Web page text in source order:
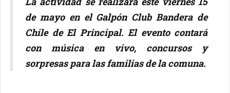
de mayo en el Galpón Club Bandera de
Chile de El Principal. El evento contará
con música en vivo, concursos y
sorpresas para las familias de la comuna.